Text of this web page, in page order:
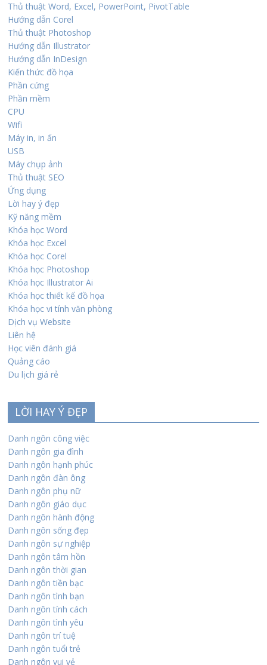
Thủ thuật Word, Excel, PowerPoint, PivotTable
Hướng dẫn Corel
Thủ thuật Photoshop
Hướng dẫn Illustrator
Hướng dẫn InDesign
Kiến thức đồ họa
Phần cứng
Phần mềm
CPU
Wifi
Máy in, in ấn
USB
Máy chụp ảnh
Thủ thuật SEO
Ứng dụng
Lời hay ý đẹp
Kỹ năng mềm
Khóa học Word
Khóa học Excel
Khóa học Corel
Khóa học Photoshop
Khóa học Illustrator Ai
Khóa học thiết kế đồ họa
Khóa học vi tính văn phòng
Dịch vụ Website
Liên hệ
Học viên đánh giá
Quảng cáo
Du lịch giá rẻ
LỜI HAY Ý ĐẸP
Danh ngôn công việc
Danh ngôn gia đình
Danh ngôn hạnh phúc
Danh ngôn đàn ông
Danh ngôn phụ nữ
Danh ngôn giáo dục
Danh ngôn hành động
Danh ngôn sống đẹp
Danh ngôn sự nghiệp
Danh ngôn tâm hồn
Danh ngôn thời gian
Danh ngôn tiền bạc
Danh ngôn tình bạn
Danh ngôn tính cách
Danh ngôn tình yêu
Danh ngôn trí tuệ
Danh ngôn tuổi trẻ
Danh ngôn vui vẻ